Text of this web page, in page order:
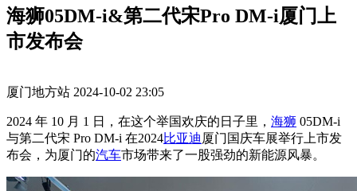
海狮05DM-i&第二代宋Pro DM-i厦门上
市发布会
厦门地方站 2024-10-02 23:05
2024 年 10 月 1 日，在这个举国欢庆的日子里， 海狮 05DM-i
与第二代宋 Pro DM-i 在2024比亚迪 厦门国庆车展举行上市发
布会，为厦门的汽车市场带来了一股强劲的新能源风暴。